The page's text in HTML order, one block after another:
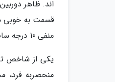
قسمت به خوبی
منفی 10 درجه سانتی گراد نیز به خوبی کار کند.